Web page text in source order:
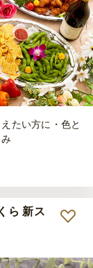
たい方に・色と
ら 新ス